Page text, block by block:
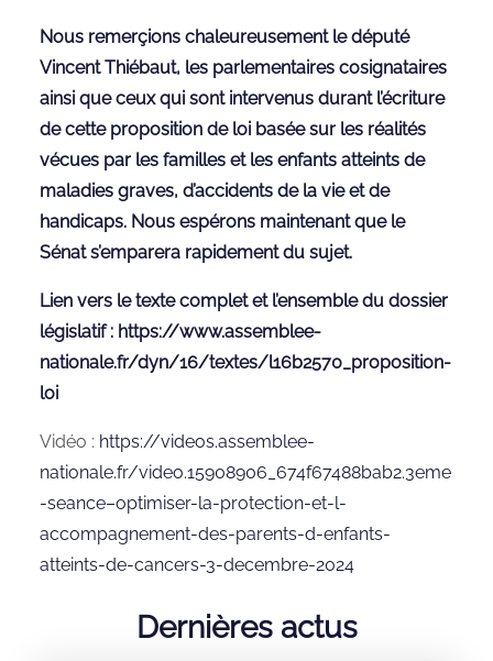
Nous remerçions chaleureusement le député
Vincent Thiébaut, les parlementaires cosignataires
ainsi que ceux qui sont intervenus durant l’écriture
de cette proposition de loi basée sur les réalités
vécues par les familles et les enfants atteints de
maladies graves, d’accidents de la vie et de
handicaps. Nous espérons maintenant que le
Sénat s’emparera rapidement du sujet.
Lien vers le texte complet et l’ensemble du dossier
législatif : https://www.assemblee-
nationale.fr/dyn/16/textes/l16b2570_proposition-
loi
Vidéo : https://videos.assemblee-
nationale.fr/video.15908906_674f67488bab2.3eme
-seance–optimiser-la-protection-et-l-
accompagnement-des-parents-d-enfants-
atteints-de-cancers-3-decembre-2024
Dernières actus